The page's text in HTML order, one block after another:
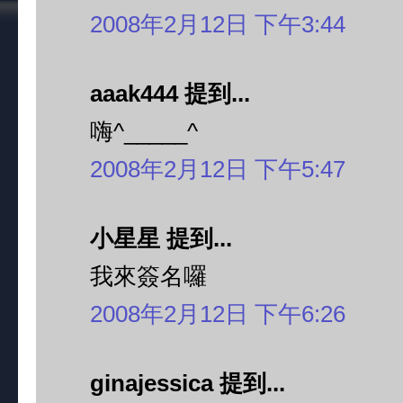
2008年2月12日 下午3:44
aaak444 提到...
嗨^_____^
2008年2月12日 下午5:47
小星星 提到...
我來簽名囉
2008年2月12日 下午6:26
ginajessica 提到...